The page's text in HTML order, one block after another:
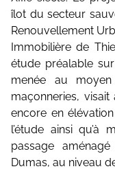
îlot du secteur
Renouvellement
Immobilière de
étude préalable sur
menée au
maçonneries,
encore en
l’étude ainsi qu’à
passage
Dumas, au niveau